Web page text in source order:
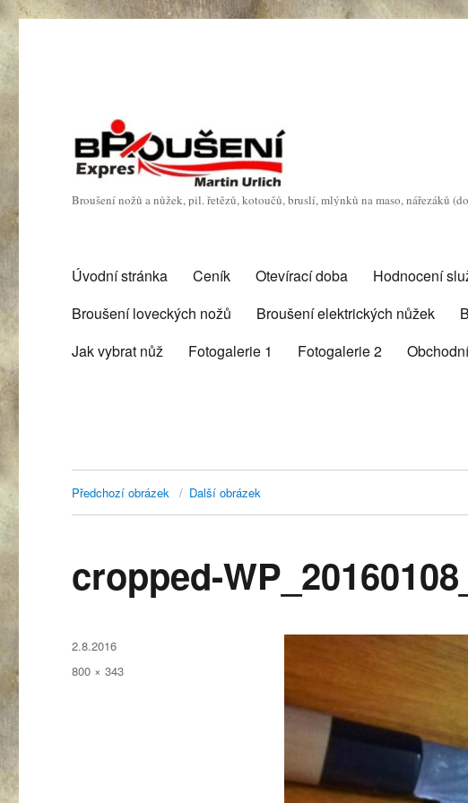
Broušení nožů a nůžek, pil. řetězů, kotoučů, bruslí, mlýnků na maso, nářezáků
Úvodní stránka Ceník Otevírací doba Hodnocení
Broušení loveckých nožů
Broušení elektrických nůžek
Jak vybrat nůž
Fotogalerie 1 Fotogalerie 2
Předchozí obrázek Další obrázek
cropped-
Publikováno:
2.8.2016
Původní
800 × 343